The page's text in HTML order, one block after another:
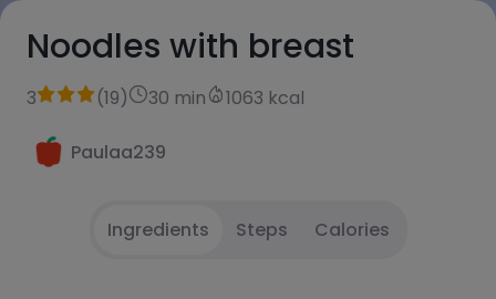
Noodles with breast
3 (19) 30 min 1063 kcal
Paulaa239
Ingredients Steps Calories